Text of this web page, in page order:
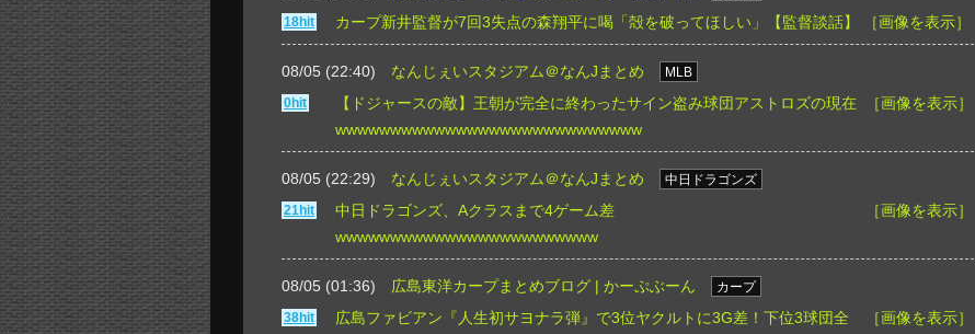
18hit
カープ新井監督が7回3失点の森翔平に喝「殻を破ってほしい」【監督談話】 ［画像を表示］
08/05 (22:40) なんじぇいスタジアム＠なんJまとめ
MLB
0hit
【ドジャースの敵】王朝が完全に終わったサイン盗み球団アストロズの現在
wwwwwwwwwwwwwwwwwwwwwwwwwwww
［画像を表示］
08/05 (22:29) なんじぇいスタジアム＠なんJまとめ
中日ドラゴンズ
21hit
中日ドラゴンズ、Aクラスまで4ゲーム差
wwwwwwwwwwwwwwwwwwwwwwww
［画像を表示］
08/05 (01:36) 広島東洋カープまとめブログ | かーぷぶーん
カープ
38hit
広島ファビアン『人生初サヨナラ弾』で3位ヤクルトに3G差！下位3球団全
［画像を表示］